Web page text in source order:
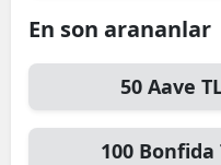
En son arananlar
50 Aave
100 Bonfida